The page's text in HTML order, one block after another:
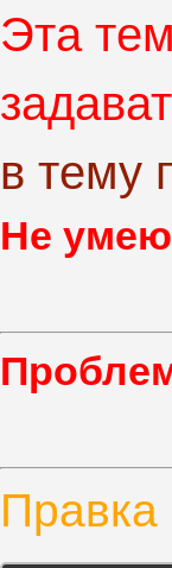
Эта
в тему
Не
Правка